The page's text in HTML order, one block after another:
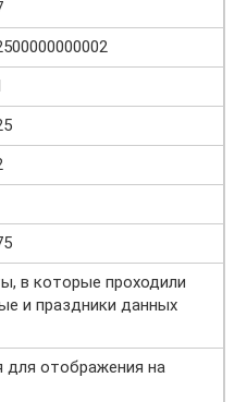
в которые проходили
и праздники данных
для отображения на